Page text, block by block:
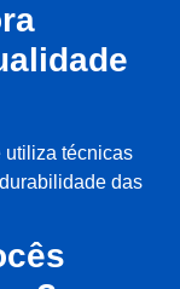
utiliza técnicas
das